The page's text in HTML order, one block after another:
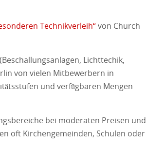
Technikverleih“von Church
Lichttechik,
von vielen Mitbewerbern in
und verfügbaren Mengen
bei moderaten Preisen und
oft Kirchengemeinden, Schulen oder